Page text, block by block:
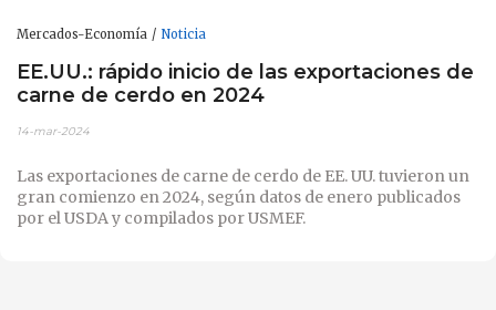
Mercados-Economía Noticia
EE.UU.: rápido inicio de las exportaciones de
carne de cerdo en 2024
14-mar-2024
Las exportaciones de carne de cerdo de EE. UU. tuvieron un
gran comienzo en 2024, según datos de enero publicados
por el USDA y compilados por USMEF.